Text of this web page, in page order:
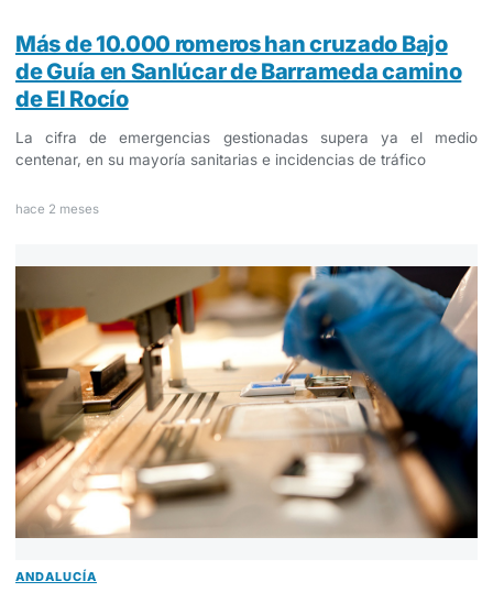
Más de 10.000 romeros han cruzado Bajo
de Guía en Sanlúcar de Barrameda camino
de El Rocío
La cifra de emergencias gestionadas supera ya el medio
centenar, en su mayoría sanitarias e incidencias de tráfico
hace 2 meses
ANDALUCÍA